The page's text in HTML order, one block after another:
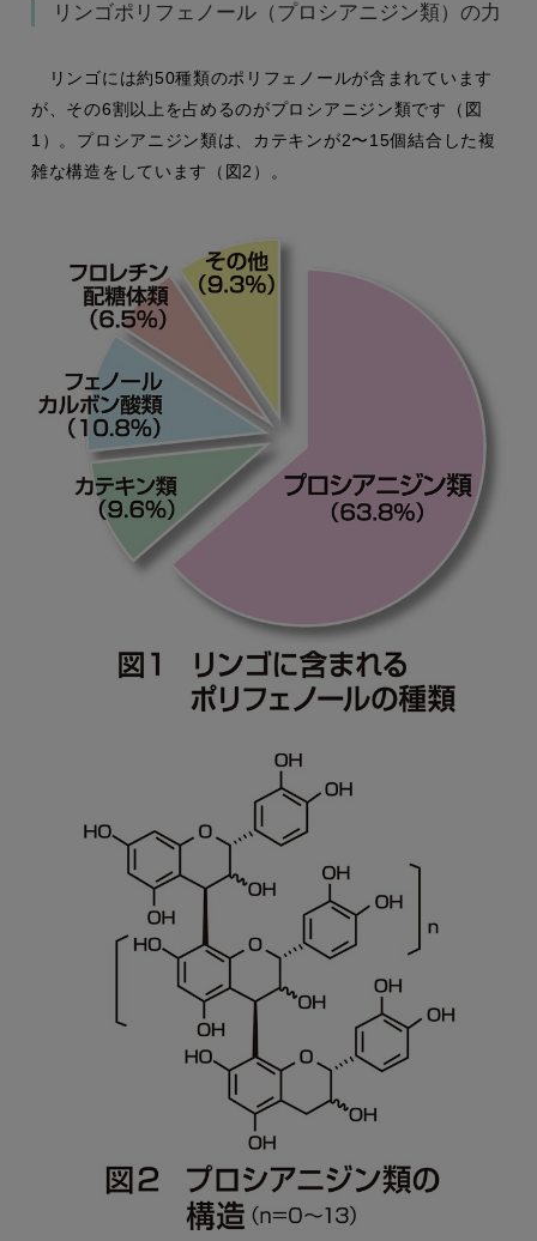
リンゴポリフェノール（プロシアニジン類）の力
リンゴには約50種類のポリフェノールが含まれています
が、その6割以上を占めるのがプロシアニジン類です（図
1）。プロシアニジン類は、カテキンが2〜15個結合した複
雑な構造をしています（図2）。